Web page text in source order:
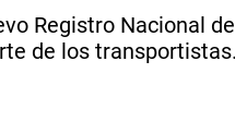
Registro Nacional
de los transportistas.